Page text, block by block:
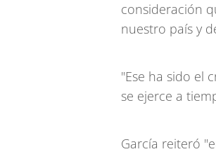
consideración
nuestro país y
"Ese ha sido el
se ejerce a
García reiteró